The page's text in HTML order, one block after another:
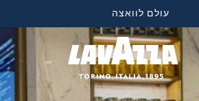
עולם לוואצה